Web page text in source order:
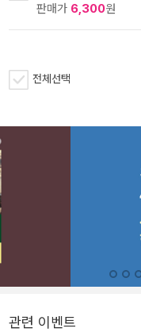
판매가 6,300원
전체선택
관련 이벤트